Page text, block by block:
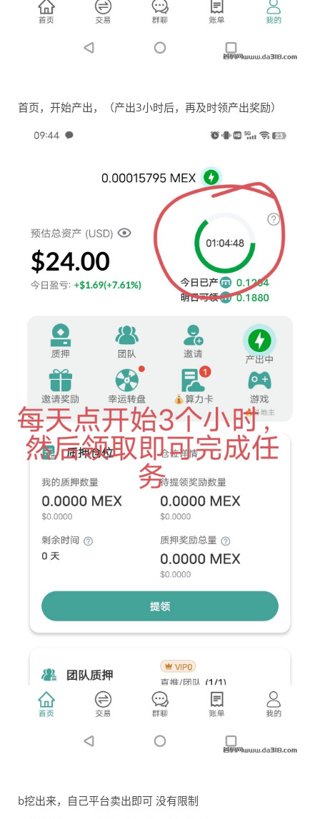
首页，开始产出，（产出3小时后，再及时领产出奖励）
b挖出来，自己平台卖出即可 没有限制